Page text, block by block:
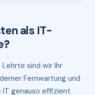
als IT-
sind wir Ihr
Fernwartung und
genauso effizient